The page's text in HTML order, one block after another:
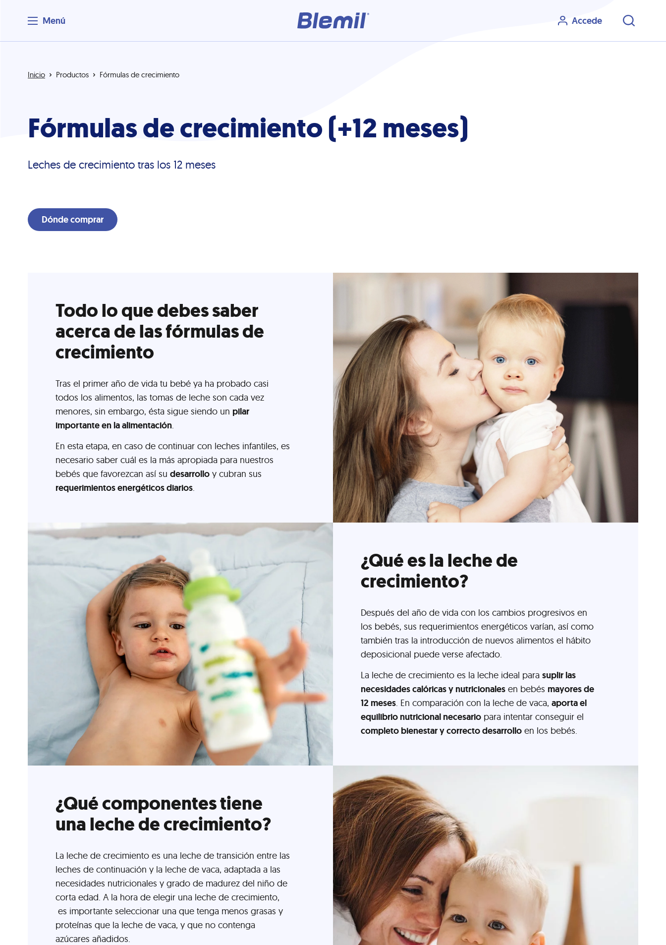
Menú Accede
Inicio Productos Fórmulas de crecimiento
Fórmulas de crecimiento (+12 meses)
Leches de crecimiento tras los 12 meses
Dónde comprar
Todo lo que debes saber
acerca de las fórmulas de
crecimiento
Tras el primer año de vida tu bebé ya ha probado casi
todos los alimentos, las tomas de leche son cada vez
menores, sin embargo, ésta sigue siendo un pilar
importante en la alimentación.
En esta etapa, en caso de continuar con leches infantiles, es
necesario saber cuál es la más apropiada para nuestros
bebés que favorezcan así su desarrollo y cubran sus
requerimientos energéticos diarios.
¿Qué es la leche de
crecimiento?
Después del año de vida con los cambios progresivos en
los bebés, sus requerimientos energéticos varían, así como
también tras la introducción de nuevos alimentos el hábito
deposicional puede verse afectado.
La leche de crecimiento es la leche ideal para suplir las
necesidades calóricas y nutricionales en bebés mayores de
12 meses. En comparación con la leche de vaca, aporta el
equilibrio nutricional necesario para intentar conseguir el
completo bienestar y correcto desarrollo en los bebés.
¿Qué componentes tiene
una leche de crecimiento?
La leche de crecimiento es una leche de transición entre las
leches de continuación y la leche de vaca, adaptada a las
necesidades nutricionales y grado de madurez del niño de
corta edad. A la hora de elegir una leche de crecimiento,
es importante seleccionar una que tenga menos grasas y
proteínas que la leche de vaca, y que no contenga
azúcares añadidos.